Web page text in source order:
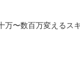
万〜数百万変えるス